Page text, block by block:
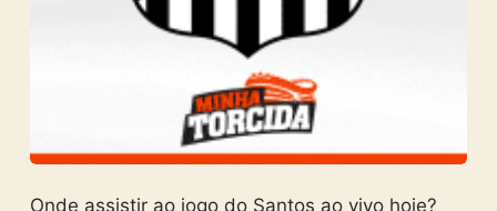
Onde assistir ao jogo do Santos ao vivo hoje?